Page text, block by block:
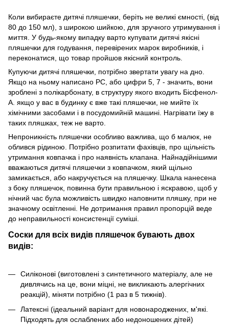
Коли вибираєте дитячі пляшечки, беріть не великі ємності, (від
80 до 150 мл), з широкою шийкою, для зручного утримування і
миття. У будь-якому випадку варто купувати дитячі якісні
пляшечки для годування, перевірених марок виробників, і
переконатися, що товар пройшов якісний контроль.
Купуючи дитячі пляшечки, потрібно звертати увагу на дно.
Якщо на ньому написано РС, або цифри 5, 7 - значить, вони
зроблені з полікарбонату, в структуру якого входить Бісфенол-
А. якщо у вас в будинку є вже такі пляшечки, не мийте їх
хімічними засобами і в посудомийній машині. Нагрівати їжу в
таких пляшках, теж не варто.
Непроникність пляшечки особливо важлива, що б малюк, не
облився рідиною. Потрібно розпитати фахівців, про щільність
утримання ковпачка і про наявність клапана. Найнадійнішими
вважаються дитячі пляшечки з ковпачком, який щільно
замикається, або накручується на пляшечку. Шкала нанесена
з боку пляшечок, повинна бути правильною і яскравою, щоб у
нічний час була можливість швидко наповнити пляшку, при не
значному освітленні. Не дотримання правил пропорцій веде
до неправильності консистенції суміші.
Соски для всіх видів пляшечок бувають двох
видів:
Силіконові (виготовлені з синтетичного матеріалу, але не
дивлячись на це, вони міцні, не викликають алергічних
реакцій), міняти потрібно (1 раз в 5 тижнів).
Латексні (ідеальний варіант для новонароджених, м'які.
Підходять для ослаблених або недоношених дітей)